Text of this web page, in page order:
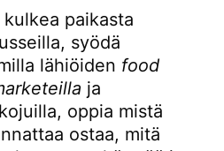
paikasta
syödä
lähiöiden food
ja
oppia mistä
ostaa, mitä